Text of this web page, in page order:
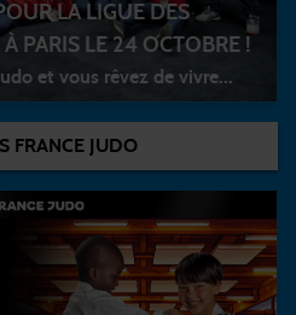
FRANCE JUDO
LA LIGUE DES
PARIS LE 24 OCTOBRE !
et vous rêvez de vivre...